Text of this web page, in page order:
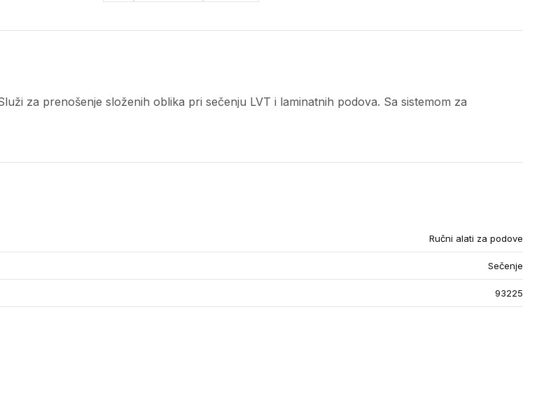
za prenošenje složenih oblika pri sečenju LVT i laminatnih podova. Sa sistemom za
Ručni alati za podove
Sečenje
93225